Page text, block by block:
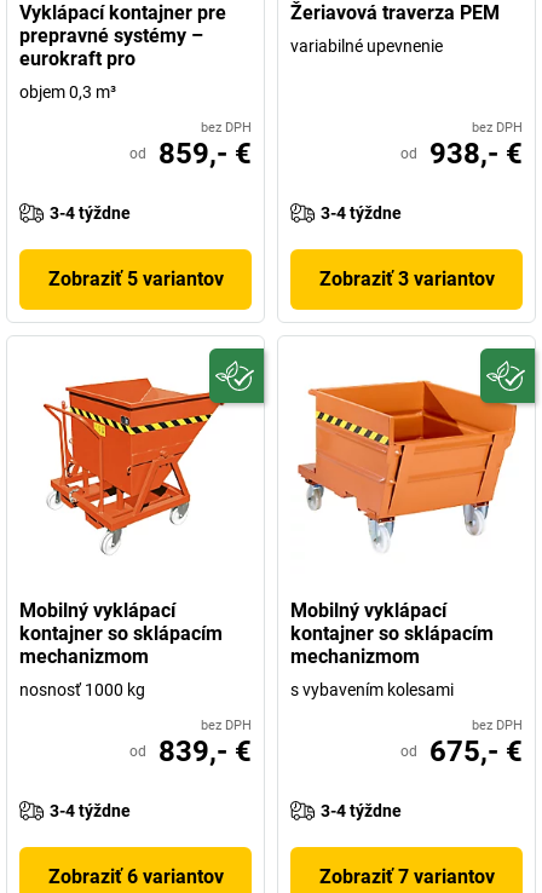
Vyklápací kontajner pre
prepravné systémy –
eurokraft pro
objem 0,3 m³
bez DPH
od 859,- €
3-4 týždne
Zobraziť 5 variantov
Žeriavová traverza PEM
variabilné upevnenie
bez DPH
od 938,- €
3-4 týždne
Zobraziť 3 variantov
Mobilný vyklápací
kontajner so sklápacím
mechanizmom
nosnosť 1000 kg
bez DPH
od 839,- €
3-4 týždne
Zobraziť 6 variantov
Mobilný vyklápací
kontajner so sklápacím
mechanizmom
s vybavením kolesami
bez DPH
od 675,- €
3-4 týždne
Zobraziť 7 variantov